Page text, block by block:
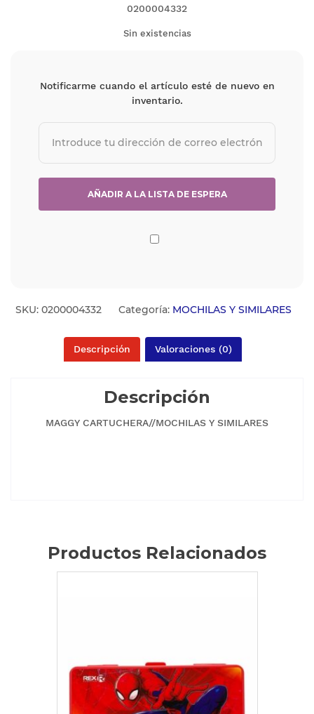
0200004332
Sin existencias
Notificarme cuando el artículo esté de nuevo en
inventario.
SKU: 0200004332 Categoría: MOCHILAS Y SIMILARES
Descripción Valoraciones (0)
Descripción
MAGGY CARTUCHERA//MOCHILAS Y SIMILARES
Productos Relacionados